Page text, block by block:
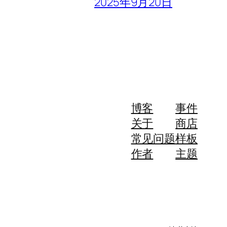
博客
关于
常见问题
作者
事件
商店
样板
主题